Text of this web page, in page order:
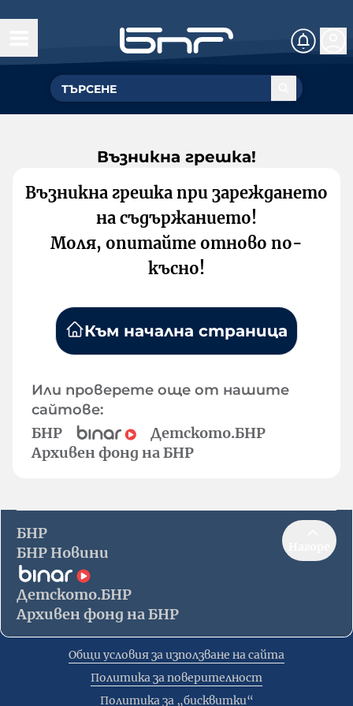
Възникна грешка!
Възникна грешка при зареждането
на съдържанието!
Моля, опитайте отново по-
късно!
Към начална страница
Или проверете още от нашите
сайтове:
БНР
Детското.БНР
Архивен фонд на БНР
БНР
БНР Новини
Детското.БНР
Архивен фонд на БНР
Общи условия за използване на сайта
Политика за поверителност
Политика за „бисквитки“